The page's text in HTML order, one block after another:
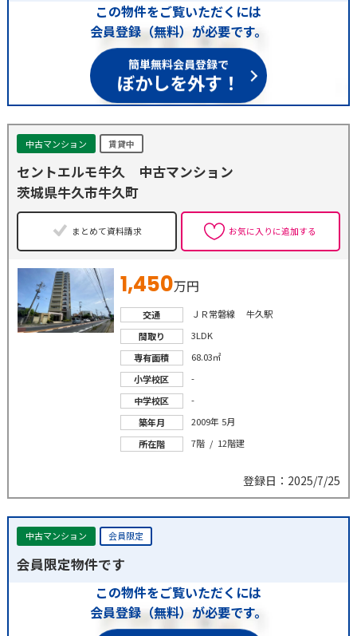
この物件をご覧いただくには
会員登録（無料）が必要です。
簡単無料会員登録で
ぼかしを外す！
中古マンション 賃貸中
セントエルモ牛久 中古マンション
茨城県牛久市牛久町
まとめて資料請求 お気に入りに追加する
1,450万円
交通
ＪＲ常磐線 牛久駅
間取り
3LDK
専有面積
68.03㎡
小学校区
-
中学校区
-
築年月
2009年 5月
所在階
7階 / 12階建
登録日：2025/7/25
中古マンション 会員限定
会員限定物件です
この物件をご覧いただくには
会員登録（無料）が必要です。